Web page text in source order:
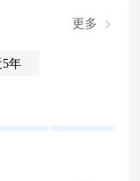
更多
5年